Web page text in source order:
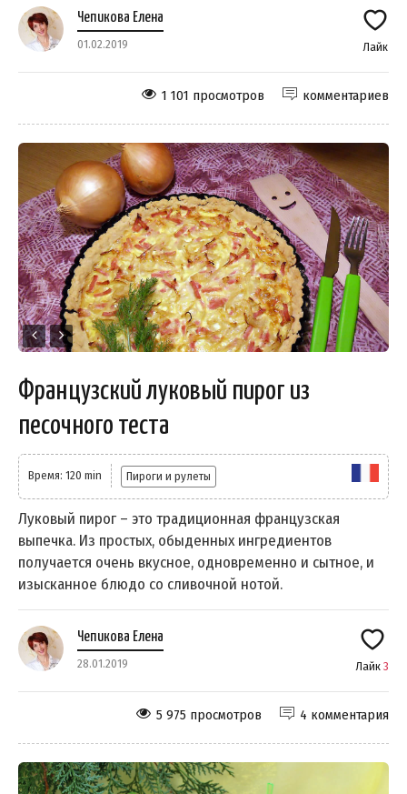
Чепикова Елена
01.02.2019 Лайк
комментариев
1 101 просмотров
Французский луковый пирог из
песочного теста
Время: 120 min Пироги и рулеты
Луковый пирог – это традиционная французская
выпечка. Из простых, обыденных ингредиентов
получается очень вкусное, одновременно и сытное, и
изысканное блюдо со сливочной нотой.
Чепикова Елена
28.01.2019 Лайк 3
4 комментария
5 975 просмотров